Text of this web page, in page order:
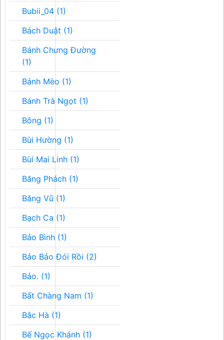
Bubii_04 (1)
Bách Duật (1)
Bánh Chưng Đường
(1)
Bánh Mèo (1)
Bánh Trà Ngọt (1)
Bông (1)
Bùi Hường (1)
Bùi Mai Linh (1)
Băng Phách (1)
Băng Vũ (1)
Bạch Ca (1)
Bảo Bình (1)
Bảo Bảo Đói Rồi (2)
Bảo. (1)
Bất Chàng Nam (1)
Bắc Hà (1)
Bế Ngọc Khánh (1)